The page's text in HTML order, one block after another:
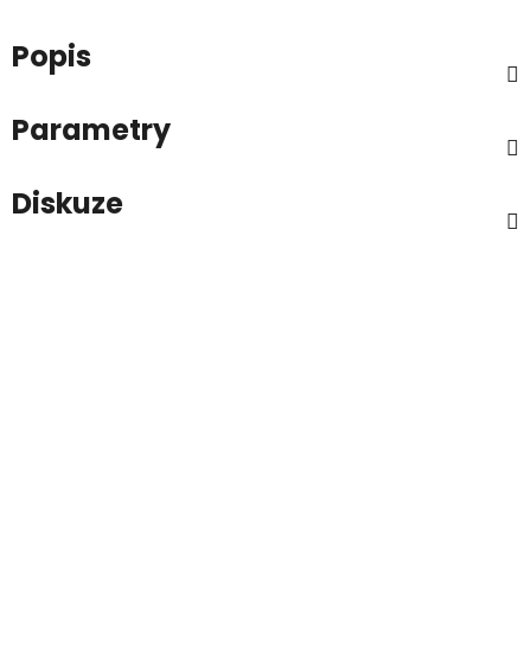
Popis
Parametry
Diskuze